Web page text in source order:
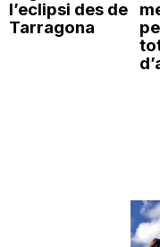
l’eclipsi des de
Tarragona